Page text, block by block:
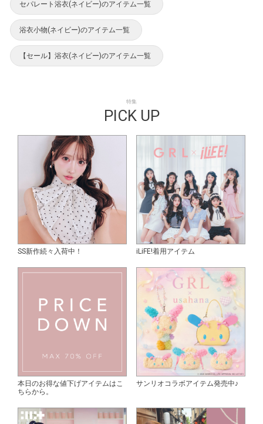
セパレート浴衣(ネイビー)のアイテム一覧
浴衣小物(ネイビー)のアイテム一覧
【セール】浴衣(ネイビー)のアイテム一覧
特集
PICK UP
SS新作続々入荷中！ iLiFE!着用アイテム
本日のお得な値下げアイテムはこ
ちらから。
サンリオコラボアイテム発売中♪